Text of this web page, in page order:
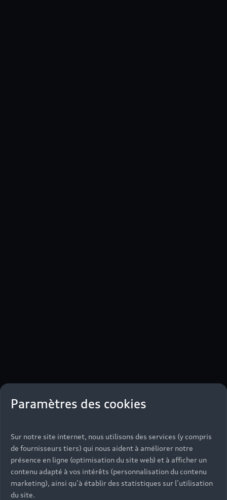
Paramètres des cookies
Sur notre site internet, nous utilisons des services (y compris
de fournisseurs tiers) qui nous aident à améliorer notre
présence en ligne (optimisation du site web) et à afficher un
contenu adapté à vos intérêts (personnalisation du contenu
marketing), ainsi qu’à établir des statistiques sur l’utilisation
du site.